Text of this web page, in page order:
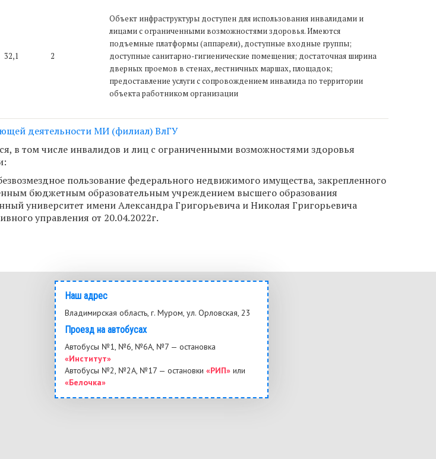
32,1 2
Объект инфраструктуры доступен для использования инвалидами и
лицами с ограниченными возможностями здоровья. Имеются
подъемные платформы (аппарели), доступные входные группы;
доступные санитарно-гигиенические помещения; достаточная ширина
дверных проемов в стенах, лестничных маршах, площадок;
предоставление услуги с сопровождением инвалида по территории
объекта работником организации
деятельности МИ (филиал) ВлГУ
в том числе инвалидов и лиц с ограниченными возможностями здоровья
пользование федерального недвижимого имущества, закрепленного
бюджетным образовательным учреждением высшего образования
университет имени Александра Григорьевича и Николая Григорьевича
управления от 20.04.2022г.
Наш адрес
Владимирская область, г. Муром, ул. Орловская, 23
Проезд на автобусах
Автобусы №1, №6, №6А, №7 — остановка
«Институт»
Автобусы №2, №2А, №17 — остановки «РИП»или
«Белочка»